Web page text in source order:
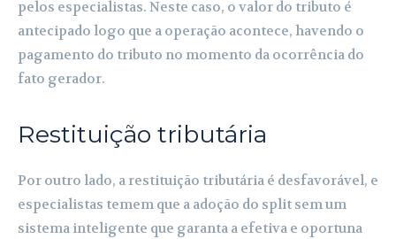
pelos especialistas. Neste caso, o valor do tributo é
antecipado logo que a operação acontece, havendo o
pagamento do tributo no momento da ocorrência do
fato gerador.
Restituição tributária
Por outro lado, a restituição tributária é desfavorável, e
especialistas temem que a adoção do split sem um
sistema inteligente que garanta a efetiva e oportuna